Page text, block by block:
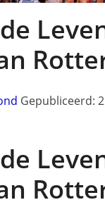
Gepubliceerd: